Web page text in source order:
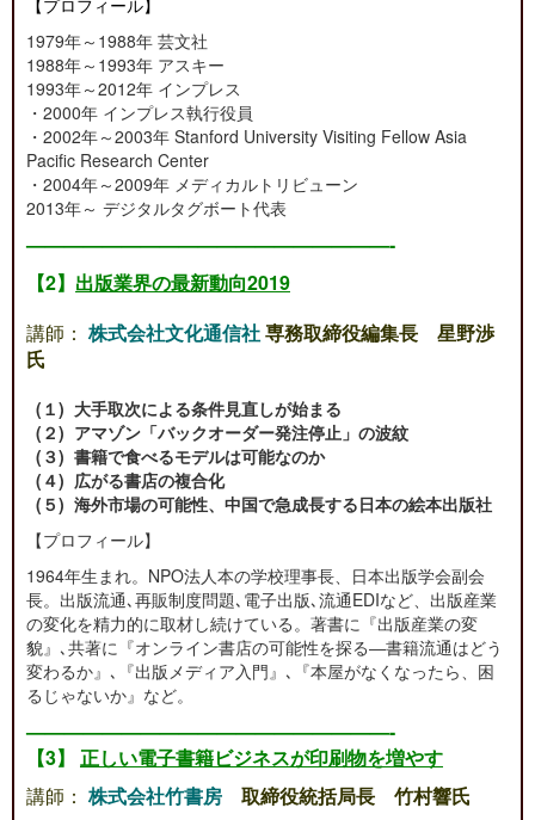
【プロフィール】
1979年～1988年 芸文社
1988年～1993年 アスキー
1993年～2012年 インプレス
・2000年 インプレス執行役員
・2002年～2003年 Stanford University Visiting Fellow Asia
Pacific Research Center
・2004年～2009年 メディカルトリビューン
2013年～ デジタルタグボート代表
———————————————————-
【2】 出版業界の最新動向2019
講師： 株式会社文化通信社専務取締役編集長 星野渉
氏
(１) 大手取次による条件見直しが始まる
(２) アマゾン「バックオーダー発注停止」の波紋
(３) 書籍で食べるモデルは可能なのか
(４) 広がる書店の複合化
(５) 海外市場の可能性、中国で急成長する日本の絵本出版社
【プロフィール】
1964年生まれ。NPO法人本の学校理事長、日本出版学会副会
長。出版流通､再販制度問題､電子出版､流通EDIなど、出版産業
の変化を精力的に取材し続けている。著書に『出版産業の変
貌』､共著に『オンライン書店の可能性を探る―書籍流通はどう
変わるか』､『出版メディア入門』､『本屋がなくなったら、困
るじゃないか』など。
———————————————————-
【3】 正しい電子書籍ビジネスが印刷物を増やす
講師： 株式会社竹書房 取締役統括局長 竹村響氏